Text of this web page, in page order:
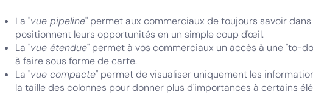
La "vue pipeline" permet aux commerciaux de toujours savoir
positionnent leurs opportunités en un simple coup d'œil.
La "vue étendue" permet à vos commerciaux un accès à une "to-
à faire sous forme de carte.
La "vue compacte" permet de visualiser uniquement les
la taille des colonnes pour donner plus d'importances à certains